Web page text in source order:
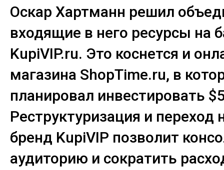
Оскар Хартманн решил
входящие в него ресурсы на
KupiVIP.ru. Это коснется и
магазина ShopTime.ru, в
планировал инвестировать
Реструктуризация и переход
бренд KupiVIP позволит
аудиторию и сократить